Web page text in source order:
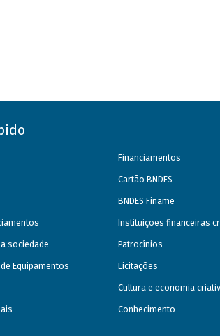
sociedade
Equipamentos
Financiamentos
Cartão BNDES
BNDES Finame
Instituições financeiras
Patrocínios
Licitações
Cultura e economia
Conhecimento